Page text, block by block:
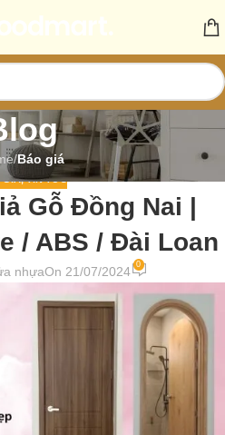
/Báo giá
GIÁ,TIN TỨC
Gỗ Đồng Nai |
/ ABS / Đài Loan
nhựaOn 21/07/2024 0